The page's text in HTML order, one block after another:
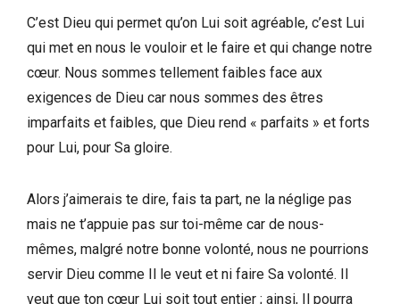
C’est Dieu qui permet qu’on Lui soit agréable, c’est Lui
qui met en nous le vouloir et le faire et qui change notre
cœur. Nous sommes tellement faibles face aux
exigences de Dieu car nous sommes des êtres
imparfaits et faibles, que Dieu rend « parfaits » et forts
pour Lui, pour Sa gloire.
Alors j’aimerais te dire, fais ta part, ne la néglige pas
mais ne t’appuie pas sur toi-même car de nous-
mêmes, malgré notre bonne volonté, nous ne pourrions
servir Dieu comme Il le veut et ni faire Sa volonté. Il
veut que ton cœur Lui soit tout entier ; ainsi, Il pourra